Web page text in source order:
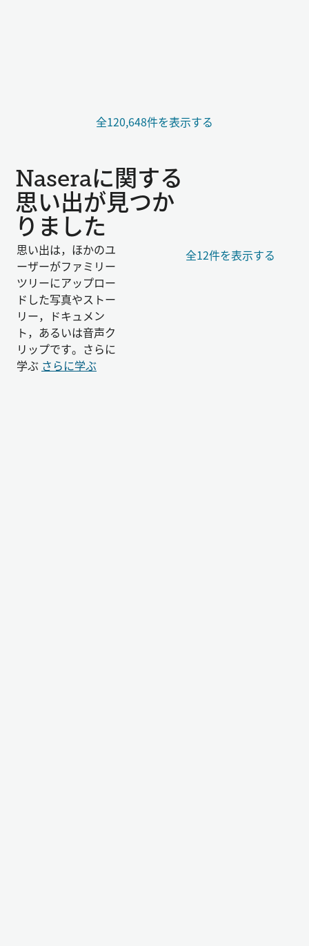
全120,648件を表示する
Naseraに関する
思い出が見つか
りました
思い出は，ほかのユ
ーザーがファミリー
ツリーにアップロー
ドした写真やストー
リー，ドキュメン
ト，あるいは音声ク
リップです。さらに
学ぶ さらに学ぶ
全12件を表示する